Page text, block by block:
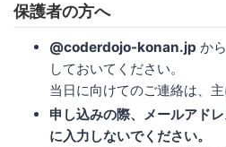
保護者の方へ
@coderdojo-konan.jp か
しておいてください。
当日に向けてのご連絡は、主
申し込みの際、メールアド
に入力しないでください。